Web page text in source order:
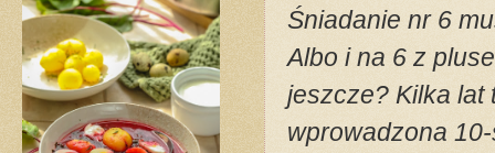
Śniadanie nr 6
Albo i na 6 z
jeszcze? Kilka lat
wprowadzona